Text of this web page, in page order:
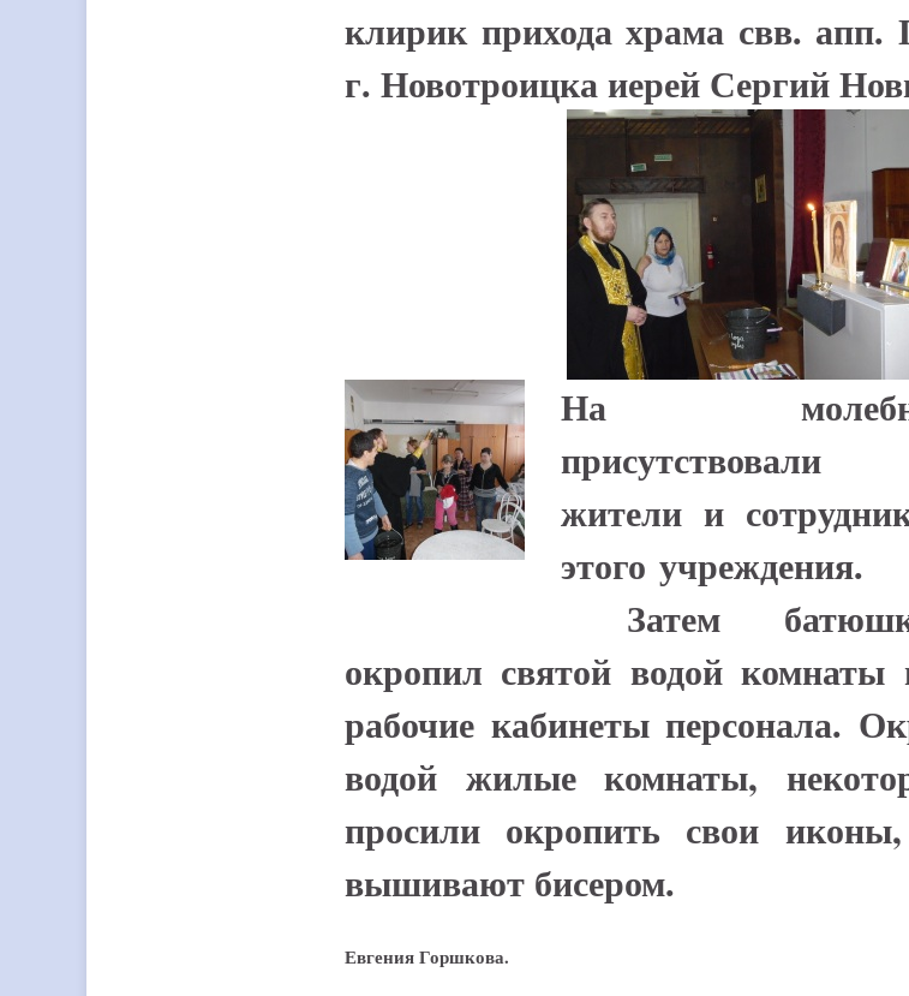
клирик прихода храма свв.
г. Новотроицка иерей Сергий
На
присутствовали
жители и
этого учреждения.
Затем
окропил святой водой комнаты
рабочие кабинеты персонала.
водой жилые комнаты,
просили окропить свои
вышивают бисером.
Евгения Горшкова.